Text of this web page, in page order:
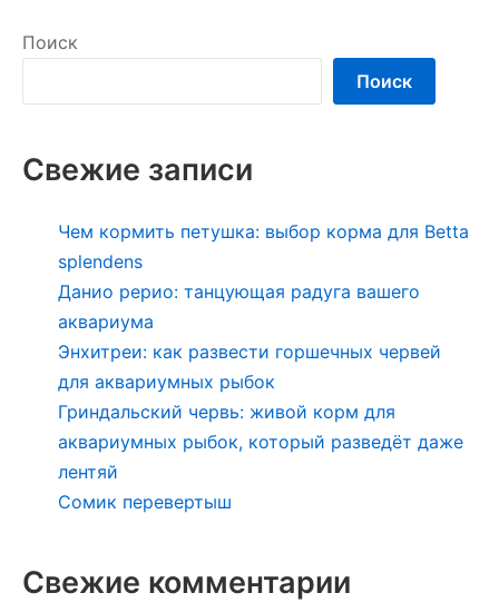
Поиск
Поиск
Свежие записи
Чем кормить петушка: выбор корма для Betta
splendens
Данио рерио: танцующая радуга вашего
аквариума
Энхитреи: как развести горшечных червей
для аквариумных рыбок
Гриндальский червь: живой корм для
аквариумных рыбок, который разведёт даже
лентяй
Сомик перевертыш
Свежие комментарии